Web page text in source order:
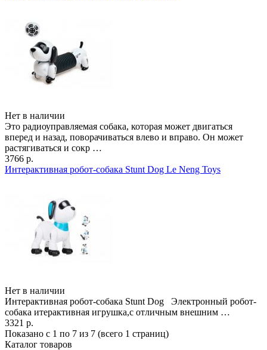
Нет в наличии
Это радиоуправляемая собака, которая может двигаться
вперед и назад, поворачиваться влево и вправо. Он может
растягиваться и сокр …
3766 р.
Интерактивная робот-собака Stunt Dog Le Neng Toys
Нет в наличии
Интерактивная робот-собака Stunt Dog Электронный робот-
собака итерактивная игрушка,с отличным внешним …
3321 р.
Показано с 1 по 7 из 7 (всего 1 страниц)
Каталог товаров